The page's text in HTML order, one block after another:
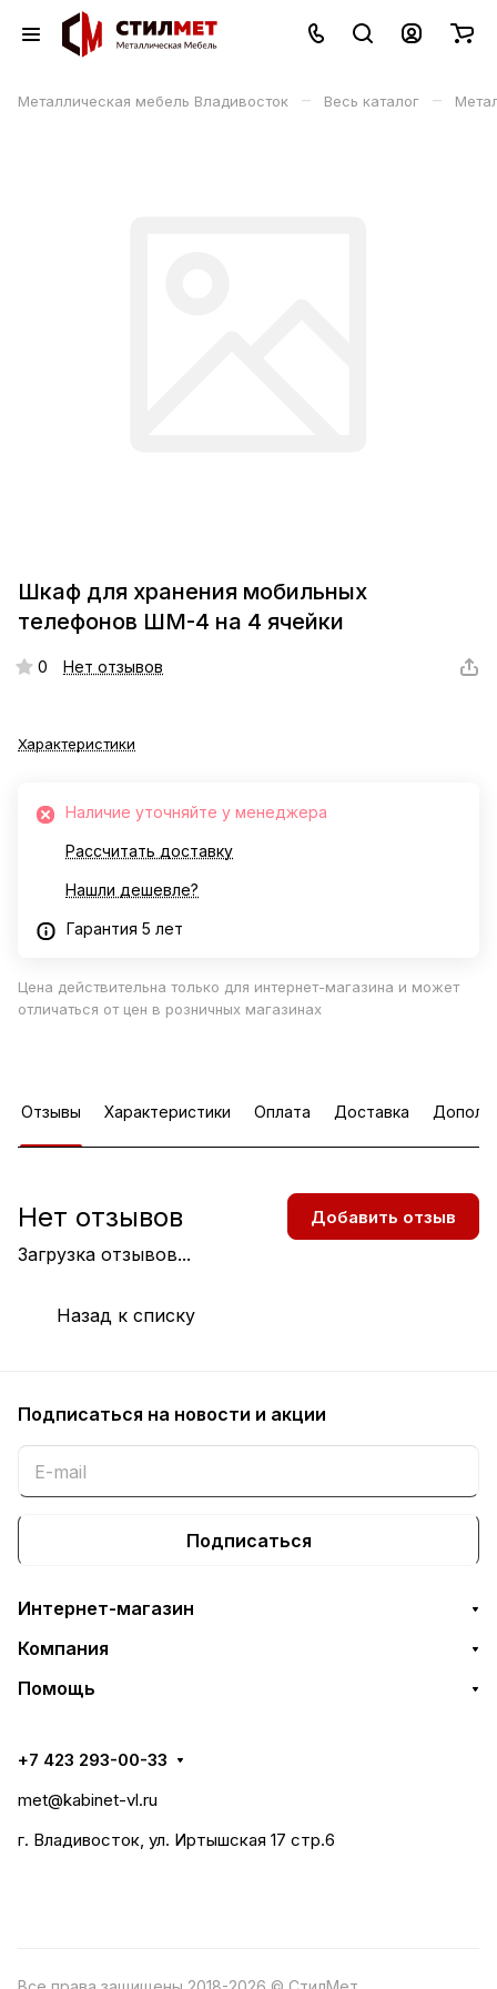
Металлическая мебель Владивосток – Весь каталог –
Шкаф для хранения мобильных
телефонов ШМ-4 на 4 ячейки
0 Нет отзывов
Характеристики
Наличие уточняйте у менеджера
Рассчитать доставку
Нашли дешевле?
Гарантия 5 лет
Цена действительна только для интернет-магазина и может
отличаться от цен в розничных магазинах
Отзывы Характеристики Оплата Доставка
Загрузка отзывов...
Нет отзывов Добавить отзыв
Назад к списку
Подписаться на новости и акции
Подписаться
Интернет-магазин
Компания
Помощь
+7 423 293-00-33
met@kabinet-vl.ru
г. Владивосток, ул. Иртышская 17 стр.6